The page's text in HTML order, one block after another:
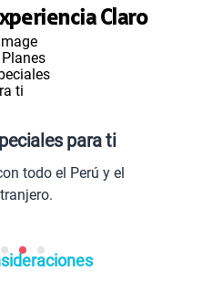
Claro
ti
el